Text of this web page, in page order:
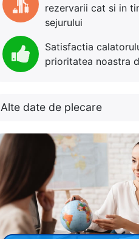
rezervarii cat si in
sejurului
Satisfactia
prioritatea noastra
Alte date de plecare